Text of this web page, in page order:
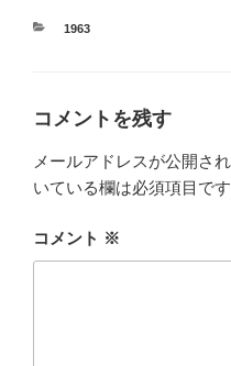
カ
1963
コメントを残す
メールアドレスが公開さ
いている欄は必須項目です
コメント ※